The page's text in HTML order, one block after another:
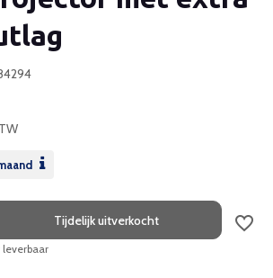
Tijdelijk uitverkocht